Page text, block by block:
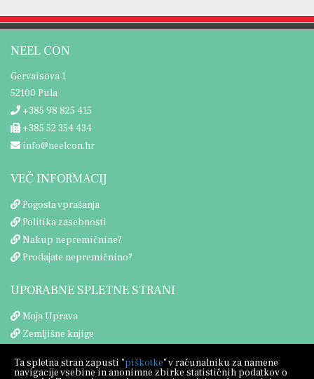
NEEL CON
Gervaisova 1
52100 Pula
+385 98 825 415
+385 52 354 434
info@neelcon.hr
VEČ INFORMACIJ
Pogosta vprašanja
Politika zasebnosti
Nakup nepremičnine?
Prodajate nepremičnino?
UPORABNE SPLETNE STRANI
Moja Uprava
Zemljišne knjige
Ta spletna stran zapusti "piškotke" v računalniku za namene
navigacije vsebine in anonimne zbirke statističnih podatkov o